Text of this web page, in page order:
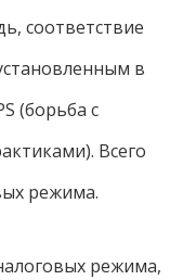
соответствие
в
(борьба с
Всего
режима.
режима,